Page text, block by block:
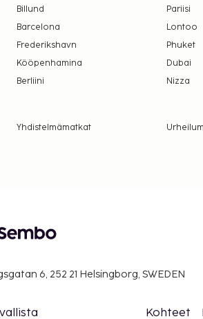
Billund Pariisi
Barcelona
Lontoo
Frederikshavn
Phuket
Kööpenhamina
Dubai
Berliini
Nizza
Yhdistelmämatkat
6, 252 21 Helsingborg, SWEDEN
Kohteet